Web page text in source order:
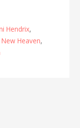
Hendrix,
New Heaven,